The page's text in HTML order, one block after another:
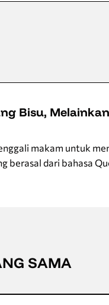
Bisu,
makam untuk
berasal dari bahasa
SAMA